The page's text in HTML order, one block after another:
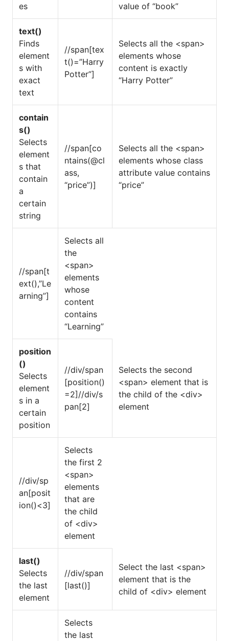
es
value of “book”
text()
Finds
element
s with
exact
text
//span[tex
t()=”Harry
Potter”]
Selects all the <span>
elements whose
content is exactly
“Harry Potter”
contain
s()
Selects
element
s that
contain
a
certain
string
//span[co
ntains(@cl
ass,
“price”)]
Selects all the <span>
elements whose class
attribute value contains
“price”
//span[t
ext(),”Le
arning”]
Selects all
the
<span>
elements
whose
content
contains
“Learning”
position
()
Selects
element
s in a
certain
position
//div/span
[position()
=2]//div/s
pan[2]
Selects the second
<span> element that is
the child of the <div>
element
//div/sp
an[posit
ion()<3]
Selects
the first 2
<span>
elements
that are
the child
of <div>
element
last()
Selects
the last
element
//div/span
[last()]
Select the last <span>
element that is the
child of <div> element
Selects
the last